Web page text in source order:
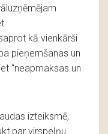
kā vienkārši
pieņemšanas un
“neapmaksas un
izteiksmē,
par virspeļņu.